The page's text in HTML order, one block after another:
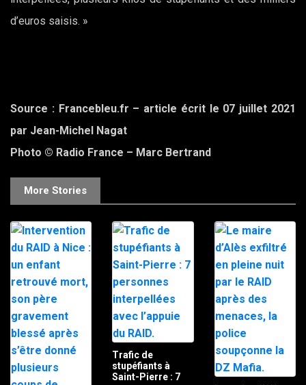
d’euros saisis. »
Source : Francebleu.fr – article écrit le 07 juillet 2021
par Jean-Michel Nagat
Photo © Radio France – Marc Bertrand
More Stories
Trafic de
stupéfiants à
Saint-Pierre : 7